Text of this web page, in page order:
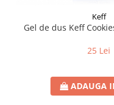
Keff
Gel de dus Keff
25 Lei
ADAUGA